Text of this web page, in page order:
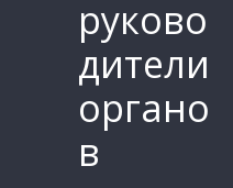
руково
дители
органо
в